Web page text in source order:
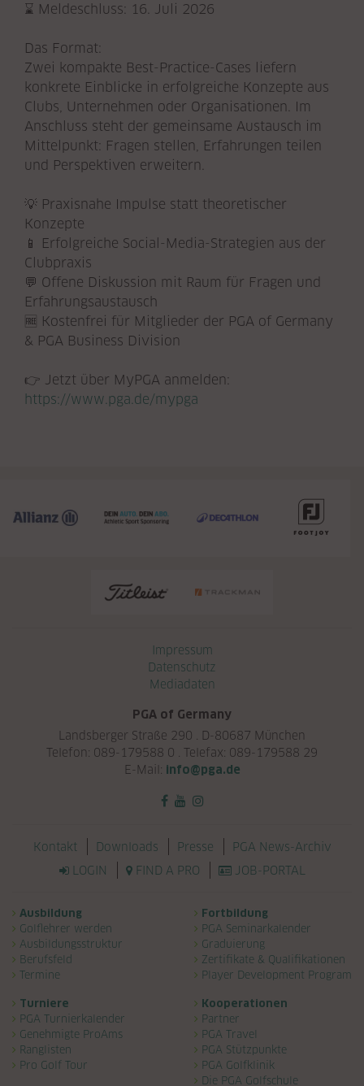
⌛ Meldeschluss: 16. Juli 2026
Das Format:
Zwei kompakte Best-Practice-Cases liefern
konkrete Einblicke in erfolgreiche Konzepte aus
Clubs, Unternehmen oder Organisationen. Im
Anschluss steht der gemeinsame Austausch im
Mittelpunkt: Fragen stellen, Erfahrungen teilen
und Perspektiven erweitern.
💡 Praxisnahe Impulse statt theoretischer
Konzepte
📱 Erfolgreiche Social-Media-Strategien aus der
Clubpraxis
💬 Offene Diskussion mit Raum für Fragen und
Erfahrungsaustausch
🆓 Kostenfrei für Mitglieder der PGA of Germany
& PGA Business Division
👉 Jetzt über MyPGA anmelden:
https://www.pga.de/mypga
Impressum
Datenschutz
Mediadaten
PGA of Germany
Landsberger Straße 290 . D-80687 München
Telefon: 089-179588 0 . Telefax: 089-179588 29
E-Mail:
info@pga.de
Navigation überspringen
Kontakt Downloads Presse
PGA News-Archiv
LOGIN
FIND A PRO JOB-PORTAL
Navigation überspringen
Ausbildung
Golflehrer werden
Ausbildungsstruktur
Berufsfeld
Termine
Fortbildung
PGA Seminarkalender
Graduierung
Zertifikate & Qualifikationen
Player Development Program
Turniere
PGA Turnierkalender
Genehmigte ProAms
Ranglisten
Pro Golf Tour
Kooperationen
Partner
PGA Travel
PGA Stützpunkte
PGA Golfklinik
Die PGA Golfschule